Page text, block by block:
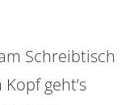
Schreibtisch
geht’s